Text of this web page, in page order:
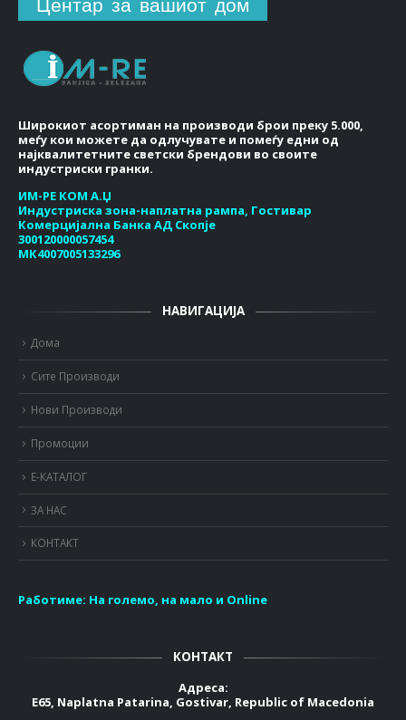
Широкиот асортиман на производи брои преку 5.000,
меѓу кои можете да одлучувате и помеѓу едни од
најквалитетните светски брендови во своите
индустриски гранки.
ИМ-РЕ КОМ А.Џ
Индустриска зона-наплатна рампа, Гостивар
Комерцијална Банка АД Скопје
300120000057454
МК4007005133296
НАВИГАЦИЈА
Дома
Сите Производи
Нови Производи
Промоции
Е-КАТАЛОГ
ЗА НАС
КОНТАКТ
Работиме: На големо, на мало и Online
КОНТАКТ
Адреса:
E65, Naplatna Patarina, Gostivar, Republic of Macedonia